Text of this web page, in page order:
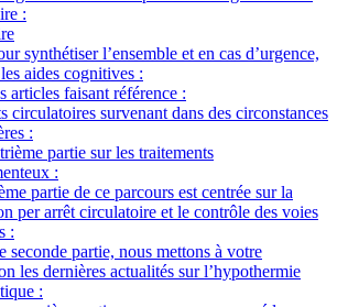
:
synthétiser l’ensemble et en cas d’urgence,
aides cognitives :
articles faisant référence :
circulatoires survenant dans des circonstances
:
partie sur les traitements
:
partie de ce parcours est centrée sur la
per arrêt circulatoire et le contrôle des voies
:
seconde partie, nous mettons à votre
les dernières actualités sur l’hypothermie
: